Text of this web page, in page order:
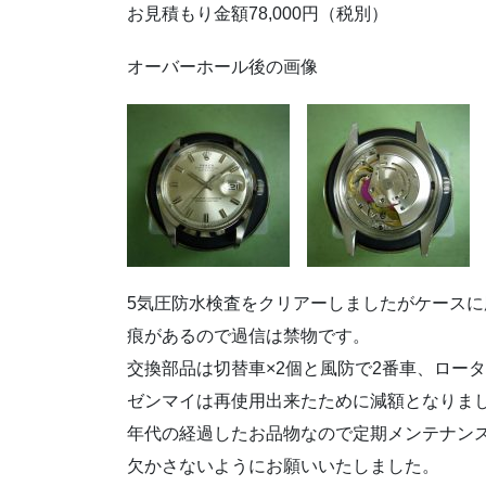
お見積もり金額78,000円（税別）
オーバーホール後の画像
5気圧防水検査をクリアーしましたがケース
痕があるので過信は禁物です。
交換部品は切替車×2個と風防で2番車、ロータ
ゼンマイは再使用出来たために減額となりま
年代の経過したお品物なので定期メンテナン
欠かさないようにお願いいたしました。